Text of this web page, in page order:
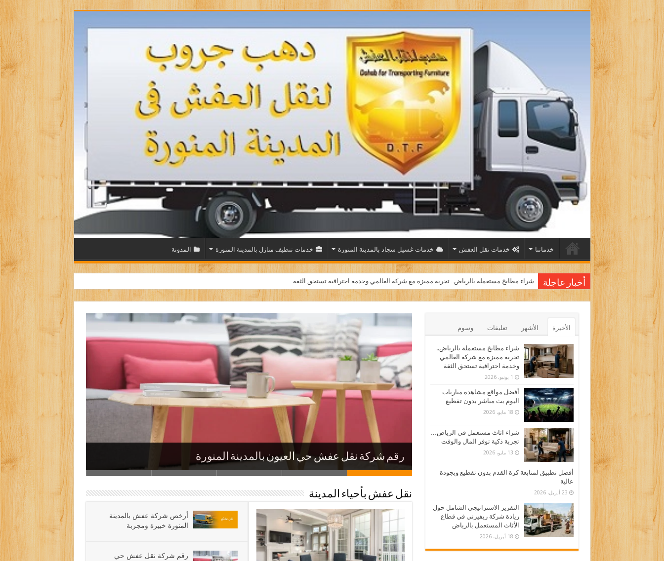
خدماتنا خدمات نقل العفش خدمات غسيل سجاد بالمدينة المنورة خدمات تنظيف منازل بالمدينة المنورة المدونة
أخبار عاجلة شراء مطابخ مستعملة بالرياض.. تجربة مميزة مع شركة العالمي وخدمة احترافية تستحق الثقة
رقم شركة نقل عفش حي العيون بالمدينة المنورة
شركة نقل عفش حي العنبرية بالمدينة المنورة
شركة نقل عفش حي زقاق الطيار بالمدينة المنورة
شركة نقل عفش حي الحرة الغربية في المدينة المنورة
شركة نقل عفش حي الحرة الشمالية في المدينة المنورة
نقل عفش بأحياء المدينة
أرخص شركة عفش بالمدينة
المنورة خبيرة ومجربة
رقم شركة نقل عفش حي
الأخيرة الأشهر تعليقات وسوم
شراء مطابخ مستعملة بالرياض..
تجربة مميزة مع شركة العالمي
وخدمة احترافية تستحق الثقة
1 يونيو، 2026
أفضل مواقع مشاهدة مباريات
اليوم بث مباشر بدون تقطيع
18 مايو، 2026
شراء اثاث مستعمل في الرياض…
تجربة ذكية توفر المال والوقت
13 مايو، 2026
أفضل تطبيق لمتابعة كرة القدم بدون تقطيع وبجودة
عالية
23 أبريل، 2026
التقرير الاستراتيجي الشامل حول
ريادة شركة ريفيرني في قطاع
الأثاث المستعمل بالرياض
18 أبريل، 2026